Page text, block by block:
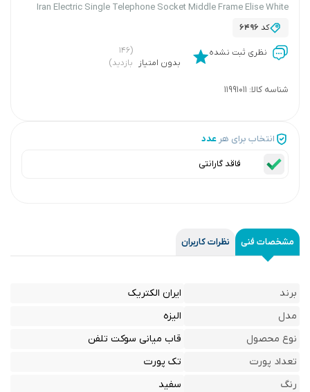
Iran Electric Single Telephone Socket Middle Frame Elise White
کد 6496
نظری ثبت نشده
بدون امتیاز
(۱۴۶
بازدید)
شناسه کالا: 11991011
انتخاب برای هر عدد
فاقد گارانتی
مشخصات فنی نظرات کاربران
برند
ایران الکتریک
مدل
الیزه
نوع محصول
قاب میانی سوکت تلفن
تعداد پورت
تک پورت
رنگ
سفید